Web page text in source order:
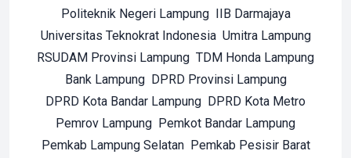
Politeknik Negeri Lampung IIB Darmajaya
Universitas Teknokrat Indonesia Umitra Lampung
RSUDAM Provinsi Lampung TDM Honda Lampung
Bank Lampung DPRD Provinsi Lampung
DPRD Kota Bandar Lampung DPRD Kota Metro
Pemrov Lampung Pemkot Bandar Lampung
Pemkab Lampung Selatan Pemkab Pesisir Barat